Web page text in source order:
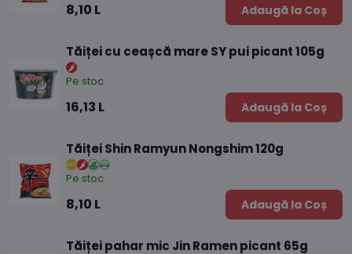
8,10 L Adaugă la Coș
Tăiței cu ceașcă mare SY pui picant 105g
Pe stoc
16,13 L Adaugă la Coș
Tăiței Shin Ramyun Nongshim 120g
Pe stoc
8,10 L Adaugă la Coș
Tăiței pahar mic Jin Ramen picant 65g